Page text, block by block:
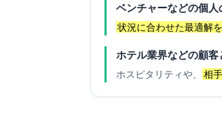
ベンチャーなどの個
状況に合わせた最適解
ホテル業界などの顧
ホスピタリティや、 相